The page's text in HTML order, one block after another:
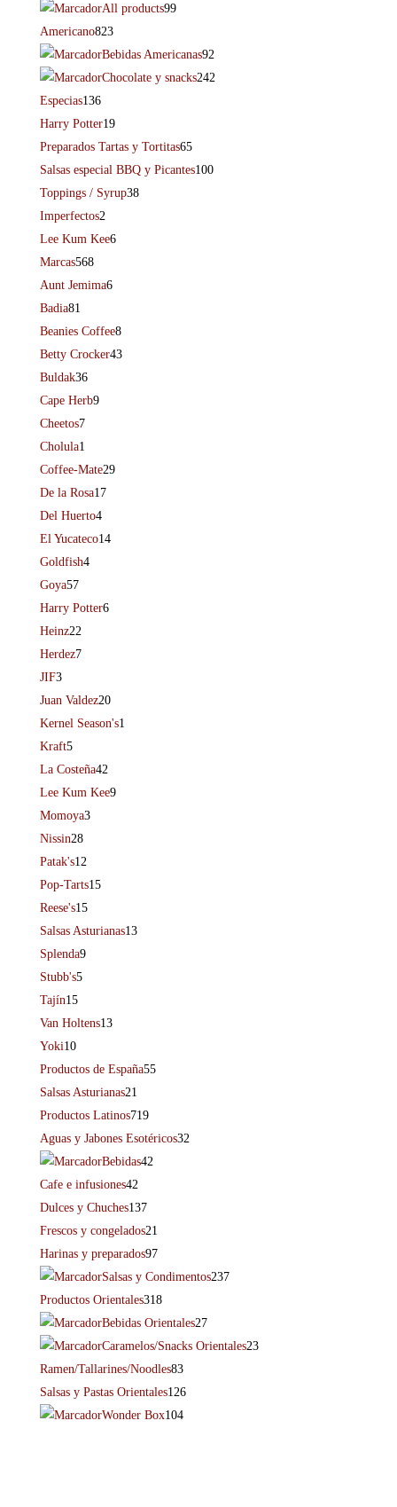
All products99
Americano823
Bebidas Americanas92
Chocolate y snacks242
Especias136
Harry Potter19
Preparados Tartas y Tortitas65
Salsas especial BBQ y Picantes100
Toppings / Syrup38
Imperfectos2
Lee Kum Kee6
Marcas568
Aunt Jemima6
Badia81
Beanies Coffee8
Betty Crocker43
Buldak36
Cape Herb9
Cheetos7
Cholula1
Coffee-Mate29
De la Rosa17
Del Huerto4
El Yucateco14
Goldfish4
Goya57
Harry Potter6
Heinz22
Herdez7
JIF3
Juan Valdez20
Kernel Season's1
Kraft5
La Costeña42
Lee Kum Kee9
Momoya3
Nissin28
Patak's12
Pop-Tarts15
Reese's15
Salsas Asturianas13
Splenda9
Stubb's5
Tajín15
Van Holtens13
Yoki10
Productos de España55
Salsas Asturianas21
Productos Latinos719
Aguas y Jabones Esotéricos32
Bebidas42
Cafe e infusiones42
Dulces y Chuches137
Frescos y congelados21
Harinas y preparados97
Salsas y Condimentos237
Productos Orientales318
Bebidas Orientales27
Caramelos/Snacks Orientales23
Ramen/Tallarines/Noodles83
Salsas y Pastas Orientales126
Wonder Box104